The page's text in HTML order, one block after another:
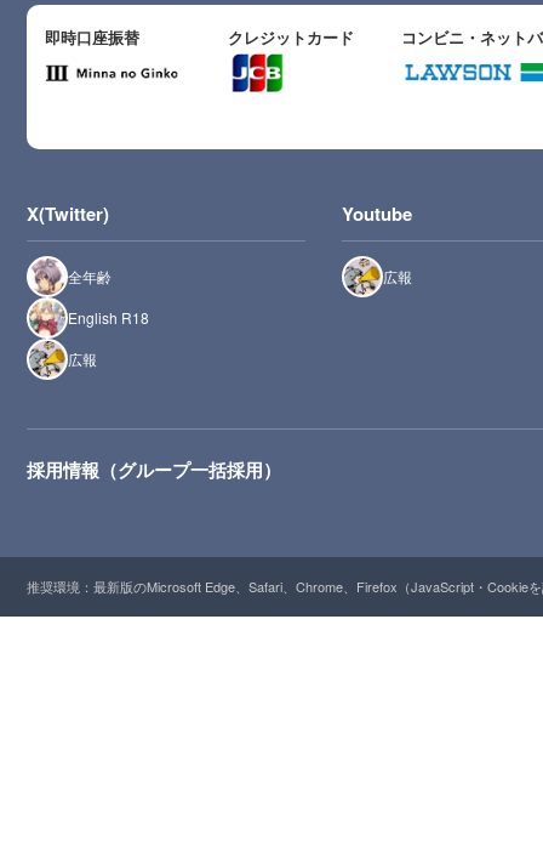
即時口座振替 クレジットカード コンビニ・ネット
X(Twitter)
全年齢
English R18
広報
Youtube
広報
採用情報（グループ一括採用）
推奨環境：最新版のMicrosoft Edge、Safari、Chrome、Firefox（JavaScript・Cookie